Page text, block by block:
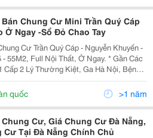
Chung Cư Mini Trần Quý Cáp
Ở Ngay -Sổ Đỏ Chao Tay
Cư Trần Quý Cáp - Nguyễn Khuyến -
- 55M2, Full Nội Thất, Ở Ngay. * Gần Các
Cấp 2 Lý Thường Kiệt, Ga Hà Nội, Bệnh
Hồ Văn Chương. * Vị Trí Chung Cư: Trung
Các Tuyến Đường Lớn: Văn...
quốc >1 năm
Cư, Giá Chung Cư Đà Nẵng,
Cư Tại Đà Nẵng Chính Chủ